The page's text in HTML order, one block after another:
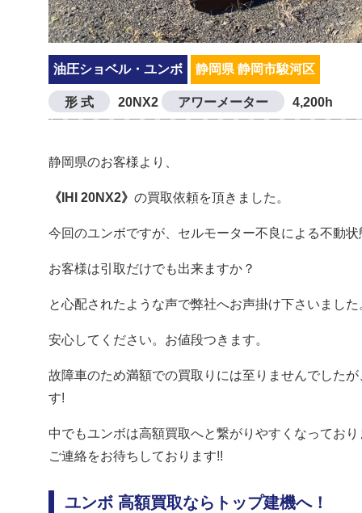
油圧ショベル・ユンボ 静岡県 静岡市駿河区
形 式 20NX2 アワーメーター 4,200h
静岡県のお客様より、
《IHI 20NX2》 の買取依頼を頂きました。
今回のユンボですが、セルモーター不良による不動状
お客様は引取だけでも出来ますか？
と心配されたような声で弊社へお声掛け下さいました
安心してください。お値段つきます。
故障車のため満額での買取りには至りませんでした
す!
中でもユンボは高額買取へと繋がりやすくなってお
ご連絡をお待ちしております!!
ユンボ 高額買取ならトップ建機へ！